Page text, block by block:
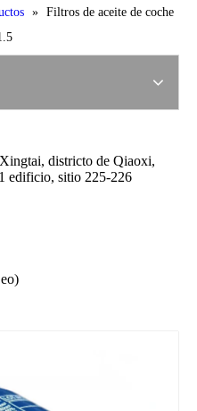
» Filtros de aceite de coche
districto de Qiaoxi,
edificio, sitio 225-226